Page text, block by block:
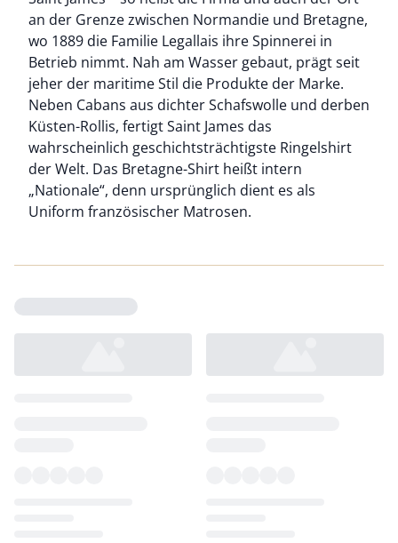
an der Grenze zwischen Normandie und Bretagne,
wo 1889 die Familie Legallais ihre Spinnerei in
Betrieb nimmt. Nah am Wasser gebaut, prägt seit
jeher der maritime Stil die Produkte der Marke.
Neben Cabans aus dichter Schafswolle und derben
Küsten-Rollis, fertigt Saint James das
wahrscheinlich geschichtsträchtigste Ringelshirt
der Welt. Das Bretagne-Shirt heißt intern
„Nationale“, denn ursprünglich dient es als
Uniform französischer Matrosen.